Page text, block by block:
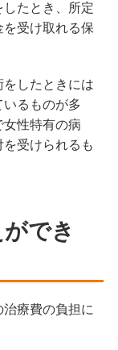
たとき、所定
受け取れる保
したときには
るものが多
女性特有の病
受けられるも
でき
療費の負担に